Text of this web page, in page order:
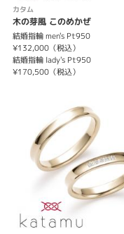
カタム
木の芽風 このめかぜ
結婚指輪 men's Pt950
¥132,000（税込）
結婚指輪 lady's Pt950
¥170,500（税込）